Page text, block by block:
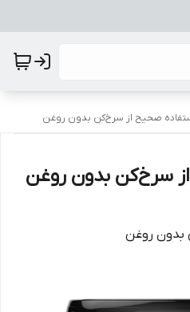
صحیح از سرخ‌کن بدون روغن
سرخ‌کن بدون روغن
بدون روغن